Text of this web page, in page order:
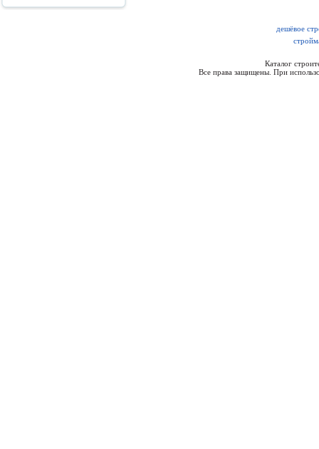
дешёвое
Каталог
Все права защищены. При